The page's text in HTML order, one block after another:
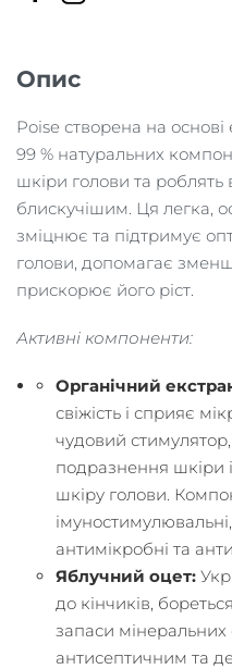
Опис
Poise створена на
99 % натуральних
шкіри голови та роблять
блискучішим. Ця легка,
зміцнює та підтримує
голови, допомагає
прискорює його ріст.
Активні компоненти:
Органічний
свіжість і сприяє
чудовий
подразнення шкіри
шкіру голови.
антимікробні та
Яблучний оцет:
до кінчиків,
запаси
антисептичним та